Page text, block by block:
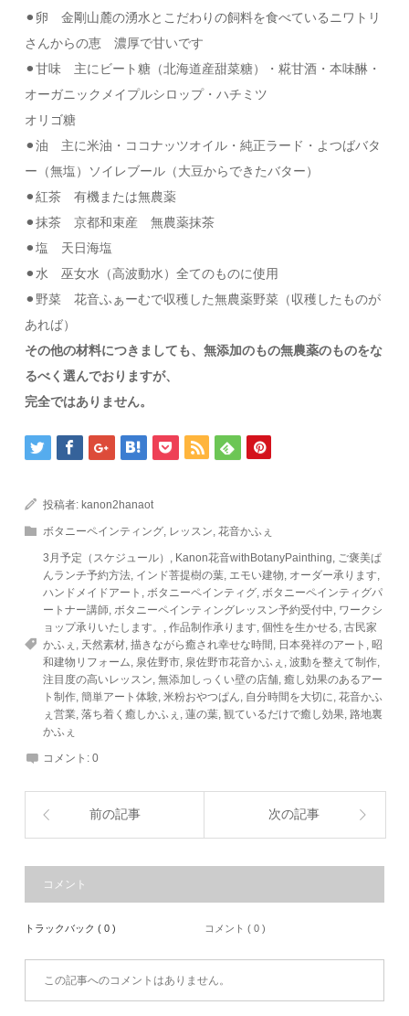
⚫︎卵 金剛山麓の湧水とこだわりの飼料を食べているニワトリ
さんからの恵 濃厚で甘いです
⚫︎甘味 主にビート糖（北海道産甜菜糖）・糀甘酒・本味醂・
オーガニックメイプルシロップ・ハチミツ
オリゴ糖
⚫︎油 主に米油・ココナッツオイル・純正ラード・よつばバタ
ー（無塩）ソイレブール（大豆からできたバター）
⚫︎紅茶 有機または無農薬
⚫︎抹茶 京都和束産 無農薬抹茶
⚫︎塩 天日海塩
⚫︎水 巫女水（高波動水）全てのものに使用
⚫︎野菜 花音ふぁーむで収穫した無農薬野菜（収穫したものが
あれば）
その他の材料につきましても、無添加のもの無農薬のものをな
るべく選んでおりますが、
完全ではありません。
投稿者: kanon2hanaot
ボタニーペインティング, レッスン,花音かふぇ
3月予定（スケジュール） , Kanon花音withBotanyPainthing, ご褒美ぱ
んランチ予約方法, インド菩提樹の葉, エモい建物, オーダー承ります,
ハンドメイドアート ,ボタニーペインティグ,ボタニーペインティグパ
ートナー講師,ボタニーペインティングレッスン予約受付中, ワークシ
ョップ承りいたします。 ,作品制作承ります,個性を生かせる,古民家
かふぇ , 天然素材,描きながら癒され幸せな時間 , 日本発祥のアート , 昭
和建物リフォーム, 泉佐野市, 泉佐野市花音かふぇ ,波動を整えて制作,
注目度の高いレッスン,無添加しっくい壁の店舗,癒し効果のあるアー
ト制作,簡単アート体験,米粉おやつぱん, 自分時間を大切に,花音かふ
ぇ営業,落ち着く癒しかふぇ ,蓮の葉,観ているだけで癒し効果, 路地裏
かふぇ
コメント:0
前の記事 次の記事
コメント
トラックバック ( 0 ) コメント ( 0 )
この記事へのコメントはありません。